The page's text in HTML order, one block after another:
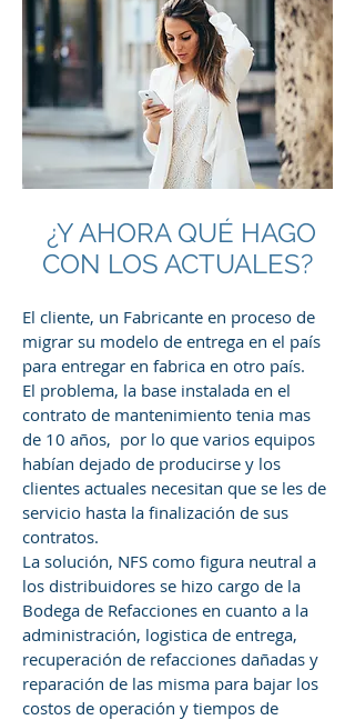
¿Y AHORA QUÉ HAGO
CON LOS ACTUALES?
El cliente, un Fabricante en proceso de
migrar su modelo de entrega en el país
para entregar en fabrica en otro país.
El problema, la base instalada en el
contrato de mantenimiento tenia mas
de 10 años, por lo que varios equipos
habían dejado de producirse y los
clientes actuales necesitan que se les de
servicio hasta la finalización de sus
contratos.
La solución, NFS como figura neutral a
los distribuidores se hizo cargo de la
Bodega de Refacciones en cuanto a la
administración, logistica de entrega,
recuperación de refacciones dañadas y
reparación de las misma para bajar los
costos de operación y tiempos de